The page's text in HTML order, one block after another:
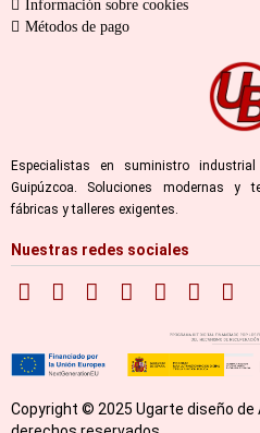
Información sobre cookies
Métodos de pago
Especialistas en suministro
Guipúzcoa. Soluciones modernas y
fábricas y talleres exigentes.
Nuestras redes sociales
Copyright © 2025 Ugarte diseño